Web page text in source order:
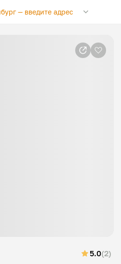
—введите адрес
5.0(2)